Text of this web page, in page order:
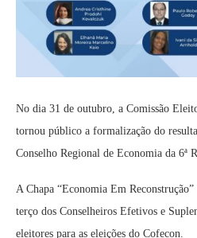
No dia 31 de outubro, a Comissão
tornou público a formalização do
Conselho Regional de Economia da 6ª
A Chapa “Economia Em
terço dos Conselheiros Efetivos e
eleitores para as eleições do Cofecon.